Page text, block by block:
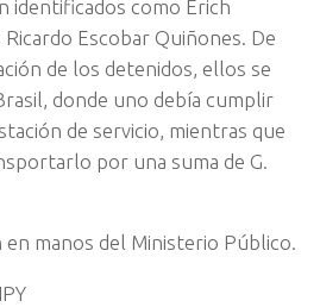
como Erich
Escobar Quiñones. De
de los detenidos, ellos se
donde uno debía cumplir
de servicio, mientras que
por una suma de G.
manos del Ministerio Público.